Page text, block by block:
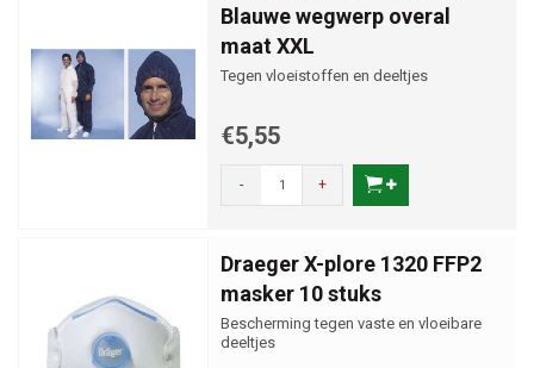
Blauwe wegwerp overal
maat XXL
Tegen vloeistoffen en deeltjes
€5,55
- +
Draeger X-plore 1320 FFP2
masker 10 stuks
Bescherming tegen vaste en vloeibare
deeltjes